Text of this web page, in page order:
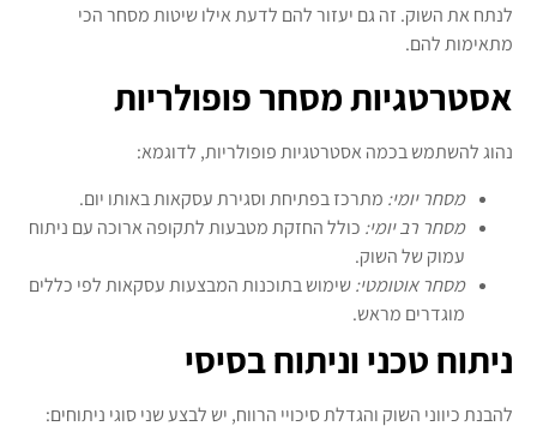
לנתח את השוק. זה גם יעזור להם לדעת אילו שיטות מסחר הכי
מתאימות להם.
אסטרטגיות מסחר פופולריות
נהוג להשתמש בכמה אסטרטגיות פופולריות, לדוגמא:
מסחר יומי: מתרכז בפתיחת וסגירת עסקאות באותו יום.
מסחר רב יומי: כולל החזקת מטבעות לתקופה ארוכה עם ניתוח
עמוק של השוק.
מסחר אוטומטי:שימוש בתוכנות המבצעות עסקאות לפי כללים
מוגדרים מראש.
ניתוח טכני וניתוח בסיסי
להבנת כיווני השוק והגדלת סיכויי הרווח, יש לבצע שני סוגי ניתוחים: